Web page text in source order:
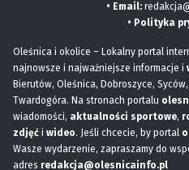
• Email:
• Polityka
Oleśnica i okolice – Lokalny portal
najnowsze i najważniejsze informacje i
Bierutów, Oleśnica, Dobroszyce,
Twardogóra. Na stronach portalu
wiadomości, aktualności sportowe,
zdjęć i wideo. Jeśli chcecie, by portal
Wasze wydarzenie, zapraszamy do
adres redakcja@olesnicainfo.pl